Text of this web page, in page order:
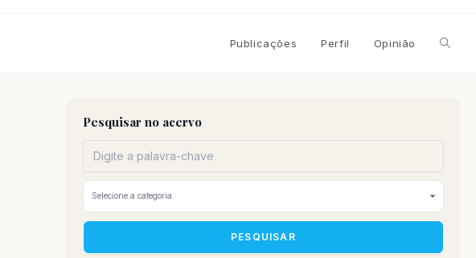
Publicações Perfil Opinião
site
Pesquisar no acervo
PESQUISAR